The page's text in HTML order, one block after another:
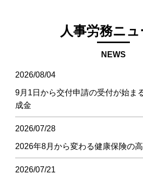
人事労務ニュ
NEWS
2026/08/04
9月1日から交付申請の受付が始ま
成金
2026/07/28
2026年8月から変わる健康保険の
2026/07/21